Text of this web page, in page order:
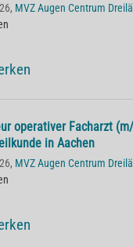
MVZ Augen Centrum
operativer Facharzt
in Aachen
MVZ Augen Centrum